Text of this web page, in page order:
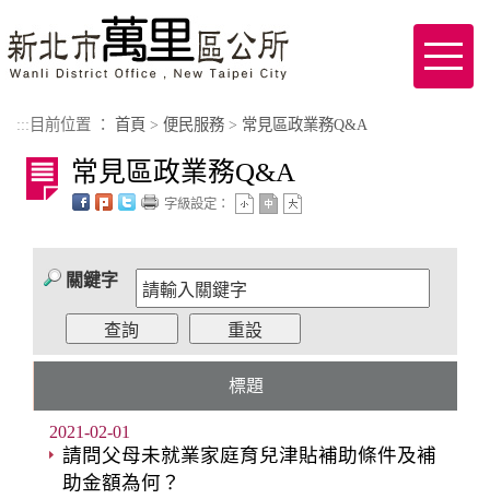
Toggle
::: 目前位置 ： 首頁 > 便民服務 > 常見區政業務Q&A
常見區政業務Q&A
字級設定：
關鍵字
標題
請問父母未就業家庭育兒津貼補助條件及補
助金額為何？
2021-02-01